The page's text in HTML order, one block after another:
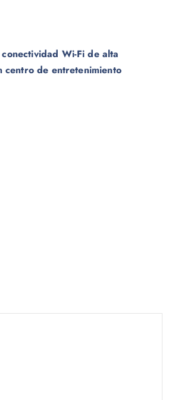
Wi-Fi de alta
centro de entretenimiento